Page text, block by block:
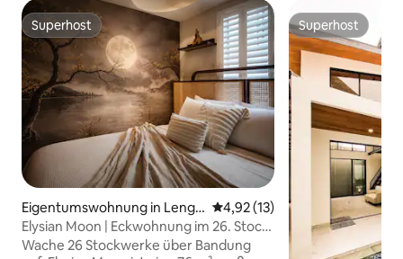
Superhost
Superhost
Eigentumswohnung in Lengk
ong
Durchschnittliche Bewertung:
4,92 (13)
Elysian Moon | Eckwohnung im 26. Stock
| Blick auf die Skyline
Wache 26 Stockwerke über Bandung
Superhost
Superhost